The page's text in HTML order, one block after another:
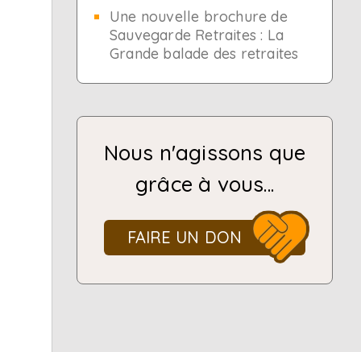
Une nouvelle brochure de
Sauvegarde Retraites : La
Grande balade des retraites
Nous n'agissons que
grâce à vous...
FAIRE UN DON